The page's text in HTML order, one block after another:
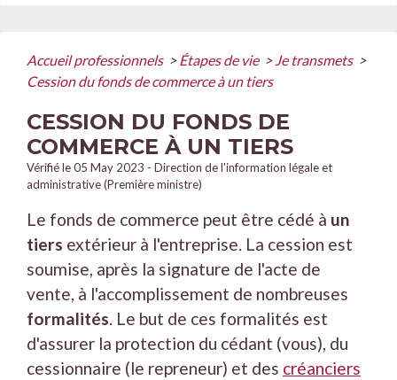
Accueil professionnels > Étapes de vie > Je transmets >
Cession du fonds de commerce à un tiers
CESSION DU FONDS DE
COMMERCE À UN TIERS
Vérifié le 05 May 2023 - Direction de l'information légale et
administrative (Première ministre)
Le fonds de commerce peut être cédé à un
tiers extérieur à l'entreprise. La cession est
soumise, après la signature de l'acte de
vente, à l'accomplissement de nombreuses
formalités. Le but de ces formalités est
d'assurer la protection du cédant (vous), du
cessionnaire (le repreneur) et des créanciers